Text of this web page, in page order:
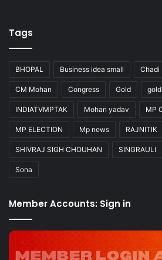
Tags
BHOPAL Business idea small Chadi
CM Mohan Congress Gold
INDIATVMPTAK Mohan yadav MP
MP ELECTION Mp news RAJNITIK
SHIVRAJ SIGH CHOUHAN SINGRAULI
Sona
Member Accounts: Sign in